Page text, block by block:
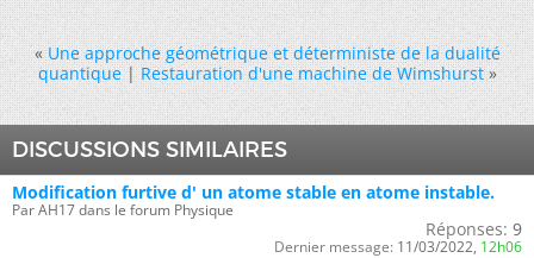
« Une approche géométrique et déterministe de la dualité
quantique|Restauration d'une machine de Wimshurst »
DISCUSSIONS SIMILAIRES
Modification furtive d' un atome stable en atome instable.
Par AH17 dans le forum Physique
Réponses: 9
Dernier message: 11/03/2022, 12h06